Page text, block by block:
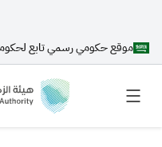
موقع حكومي رسمي تابع